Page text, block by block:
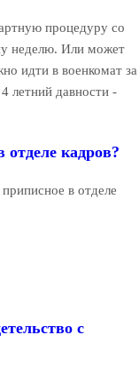
процедуру со
неделю. Или может
идти в военкомат за
летний давности -
отделе кадров?
в отделе
с